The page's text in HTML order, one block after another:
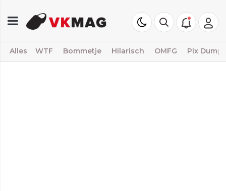
Alles WTF Bommetje Hilarisch OMFG Pix Dump